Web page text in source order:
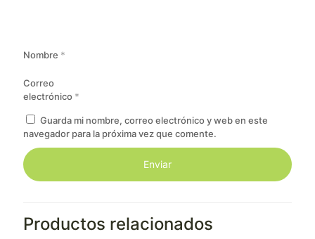
Nombre *
Correo
electrónico *
Guarda mi nombre, correo electrónico y web en este
navegador para la próxima vez que comente.
Productos relacionados